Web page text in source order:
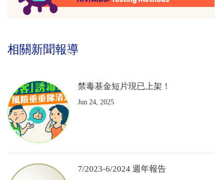
相關新聞報導
禁毒基金短片現已上架！
Jun 24, 2025
7/2023-6/2024 週年報告